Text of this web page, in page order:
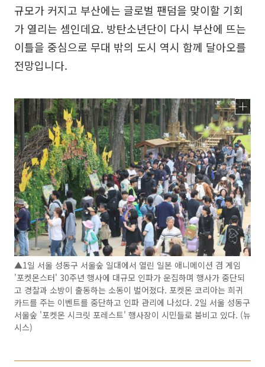
규모가 커지고 부산에는 글로벌 팬덤을 맞이할 기회
가 열리는 셈인데요. 방탄소년단이 다시 부산에 뜨는
이틀을 중심으로 무대 밖의 도시 역시 함께 달아오를
전망입니다.
▲1일 서울 성동구 서울숲 일대에서 열린 일본 애니메이션 겸 게임
'포켓몬스터' 30주년 행사에 대규모 인파가 운집하며 행사가 중단되
고 경찰과 소방이 출동하는 소동이 벌어졌다. 포켓몬 코리아는 희귀
카드를 주는 이벤트를 중단하고 인파 관리에 나섰다. 2일 서울 성동구
서울숲 '포켓몬 시크릿 포레스트' 행사장이 시민들로 붐비고 있다. (뉴
시스)